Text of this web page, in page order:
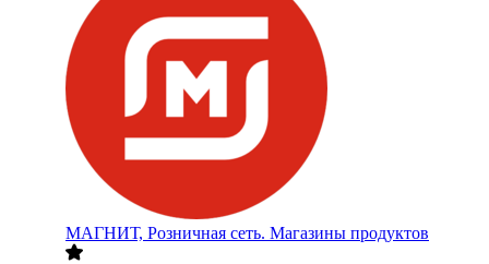
МАГНИТ, Розничная сеть. Магазины продуктов